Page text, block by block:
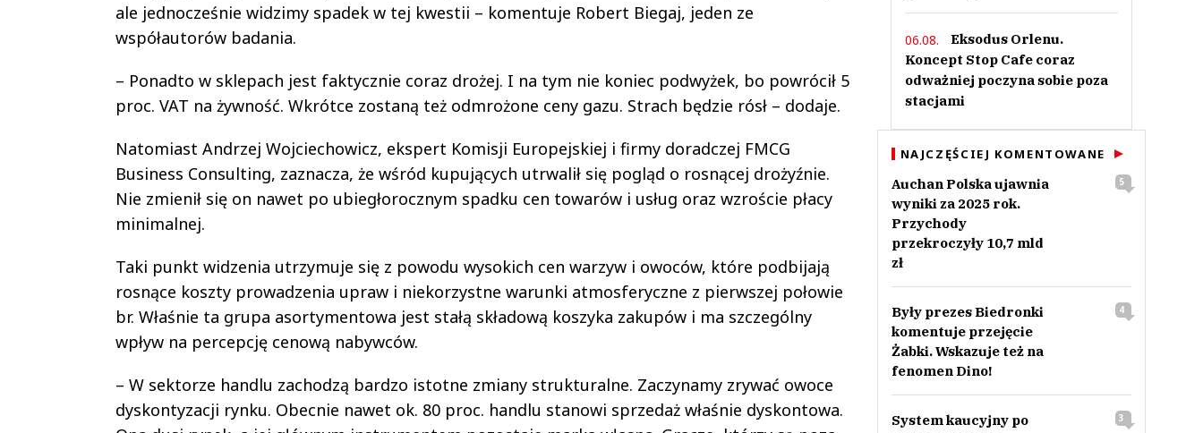
ale jednocześnie widzimy spadek w tej kwestii – komentuje Robert Biegaj, jeden ze
współautorów badania.
– Ponadto w sklepach jest faktycznie coraz drożej. I na tym nie koniec podwyżek, bo powrócił 5
proc. VAT na żywność. Wkrótce zostaną też odmrożone ceny gazu. Strach będzie rósł – dodaje.
Natomiast Andrzej Wojciechowicz, ekspert Komisji Europejskiej i firmy doradczej FMCG
Business Consulting, zaznacza, że wśród kupujących utrwalił się pogląd o rosnącej drożyźnie.
Nie zmienił się on nawet po ubiegłorocznym spadku cen towarów i usług oraz wzroście płacy
minimalnej.
Taki punkt widzenia utrzymuje się z powodu wysokich cen warzyw i owoców, które podbijają
rosnące koszty prowadzenia upraw i niekorzystne warunki atmosferyczne z pierwszej połowie
br. Właśnie ta grupa asortymentowa jest stałą składową koszyka zakupów i ma szczególny
wpływ na percepcję cenową nabywców.
– W sektorze handlu zachodzą bardzo istotne zmiany strukturalne. Zaczynamy zrywać owoce
dyskontyzacji rynku. Obecnie nawet ok. 80 proc. handlu stanowi sprzedaż właśnie dyskontowa.
06.08.
Eksodus Orlenu.
Koncept Stop Cafe coraz
odważniej poczyna sobie poza
stacjami
NAJCZĘŚCIEJ KOMENTOWANE
Auchan Polska ujawnia
wyniki za 2025 rok.
Przychody
przekroczyły 10,7 mld
zł
5
Były prezes Biedronki
komentuje przejęcie
Żabki. Wskazuje też na
fenomen Dino!
4
System kaucyjny po
3